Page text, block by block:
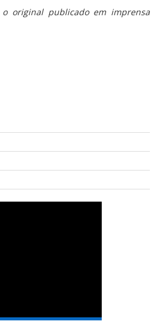
original publicado em imprensa